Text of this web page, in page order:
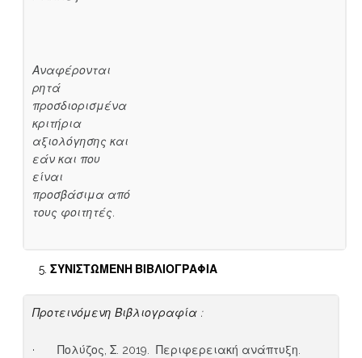
Αναφέρονται
ρητά
προσδιορισμένα
κριτήρια
αξιολόγησης και
εάν και που
είναι
προσβάσιμα από
τους φοιτητές.
ΣΥΝΙΣΤΩΜΕΝΗ ΒΙΒΛΙΟΓΡΑΦΙΑ
Προτεινόμενη Βιβλιογραφία :
· Πολύζος, Σ. 2019. Περιφερειακή ανάπτυξη.